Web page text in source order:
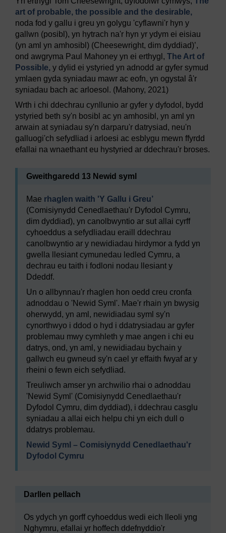
art of probable, the possible and the desirable,
noda fod y gallu i greu yn golygu 'cyflawni'r hyn y
gallwn (posibl), yn hytrach na'r hyn yr ydym ei eisiau
(yn aml yn amhosibl) (Cheesewright, dim dyddiad)’,
ond awgryma Paul Mahoney yn ei erthygl, The Art of
Possible, y dylid ei ystyried yn adnodd ar gyfer symud
ymlaen gyda syniadau mawr ac eofn, yn ogystal â'r
syniadau bach ac arloesol. (Mahony, 2021)
Wrth i chi ddechrau cynllunio ar gyfer y dyfodol, bydd
ystyried beth sy'n bosibl ac yn amhosibl, yn aml yn
arwain at syniadau sy'n darparu'r datrysiad, neu'n
galluogi'ch sefydliad i arloesi ac esblygu mewn ffyrdd
efallai na wnaethant eu hystyried ar ddechrau'r broses.
Gweithgaredd 13 Newid syml
Mae rhaglen waith 'Y Gallu i Greu’
(Comisiynydd Cenedlaethau'r Dyfodol Cymru,
dim dyddiad), yn canolbwyntio ar sut allai cyrff
cyhoeddus a sefydliadau eraill ddechrau
canolbwyntio ar y newidiadau hirdymor a fydd yn
gwella llesiant cymunedau ledled Cymru, a
dechrau eu taith i fodloni nodau llesiant y
Ddeddf.
Un o allbynnau'r rhaglen hon oedd creu cronfa
adnoddau o 'Newid Syml'. Mae'r rhain yn bwysig
oherwydd, yn aml, newidiadau syml sy'n
cynorthwyo i ddod o hyd i ddatrysiadau ar gyfer
problemau mwy cymhleth y mae angen i chi eu
datrys, ond, yn aml, y newidiadau bychain y
gallwch eu gwneud sy'n cael yr effaith fwyaf ar y
rheini o fewn eich sefydliad.
Treuliwch amser yn archwilio rhai o adnoddau
'Newid Syml' (Comisiynydd Cenedlaethau'r
Dyfodol Cymru, dim dyddiad), i ddechrau casglu
syniadau a allai eich helpu chi yn eich dull o
ddatrys problemau.
Newid Syml – Comisiynydd Cenedlaethau'r
Dyfodol Cymru
Darllen pellach
Os ydych yn gorff cyhoeddus wedi eich lleoli yng
Nghymru, efallai yr hoffech ddefnyddio'r